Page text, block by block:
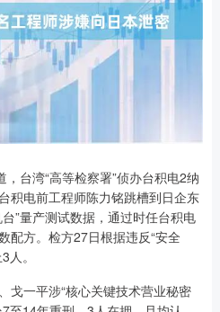
台湾“高等检察署”侦办台积电2纳
积电前工程师陈力铭跳槽到日企东
”量产测试数据，通过时任台积电
配方。检方27日根据违反“安全
。
戈一平涉“核心关键技术营业秘密